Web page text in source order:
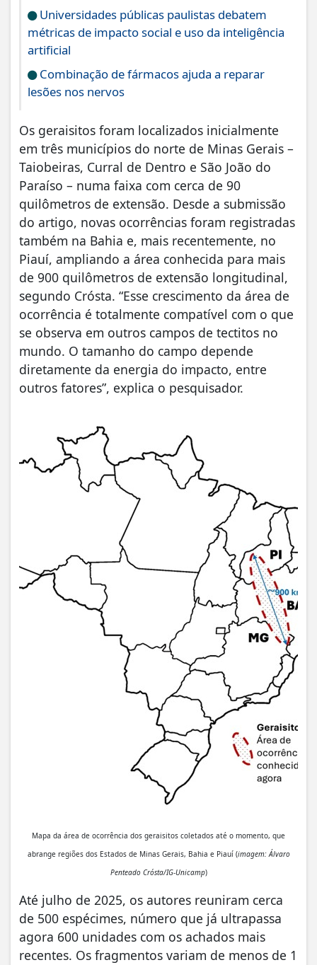
Universidades públicas paulistas debatem
métricas de impacto social e uso da inteligência
artificial
Combinação de fármacos ajuda a reparar
lesões nos nervos
Os geraisitos foram localizados inicialmente
em três municípios do norte de Minas Gerais –
Taiobeiras, Curral de Dentro e São João do
Paraíso – numa faixa com cerca de 90
quilômetros de extensão. Desde a submissão
do artigo, novas ocorrências foram registradas
também na Bahia e, mais recentemente, no
Piauí, ampliando a área conhecida para mais
de 900 quilômetros de extensão longitudinal,
segundo Crósta. “Esse crescimento da área de
ocorrência é totalmente compatível com o que
se observa em outros campos de tectitos no
mundo. O tamanho do campo depende
diretamente da energia do impacto, entre
outros fatores”, explica o pesquisador.
Mapa da área de ocorrência dos geraisitos coletados até o momento, que
abrange regiões dos Estados de Minas Gerais, Bahia e Piauí (imagem: Álvaro
Penteado Crósta/IG-Unicamp)
Até julho de 2025, os autores reuniram cerca
de 500 espécimes, número que já ultrapassa
agora 600 unidades com os achados mais
recentes. Os fragmentos variam de menos de 1